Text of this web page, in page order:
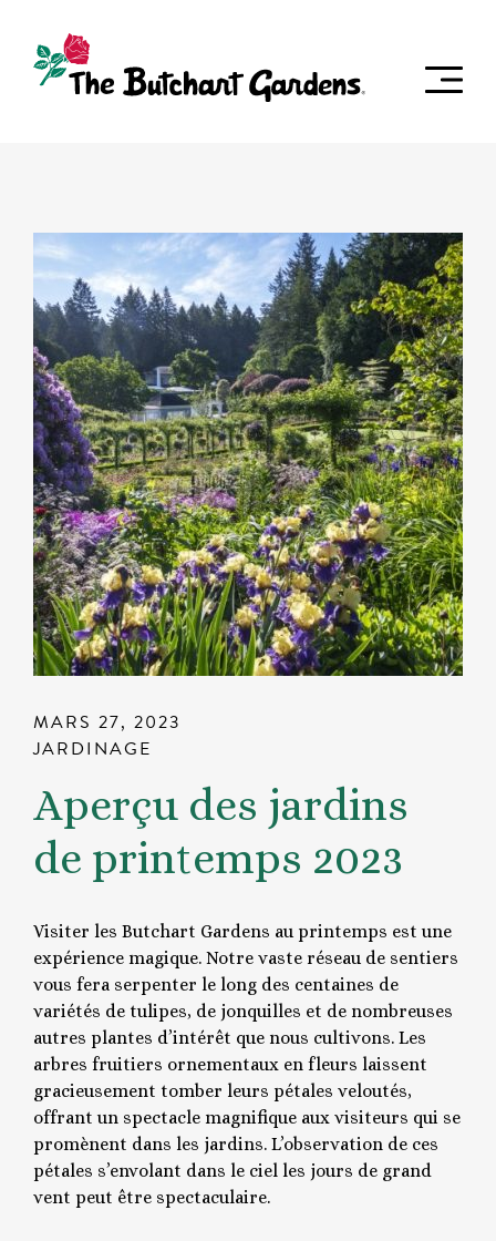
MARS 27, 2023
JARDINAGE
Aperçu des jardins
de printemps 2023
Visiter les Butchart Gardens au printemps est une
expérience magique. Notre vaste réseau de sentiers
vous fera serpenter le long des centaines de
variétés de tulipes, de jonquilles et de nombreuses
autres plantes d’intérêt que nous cultivons. Les
arbres fruitiers ornementaux en fleurs laissent
gracieusement tomber leurs pétales veloutés,
offrant un spectacle magnifique aux visiteurs qui se
promènent dans les jardins. L’observation de ces
pétales s’envolant dans le ciel les jours de grand
vent peut être spectaculaire.